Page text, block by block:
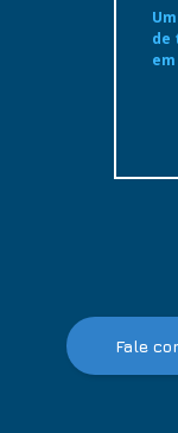
de
Fale